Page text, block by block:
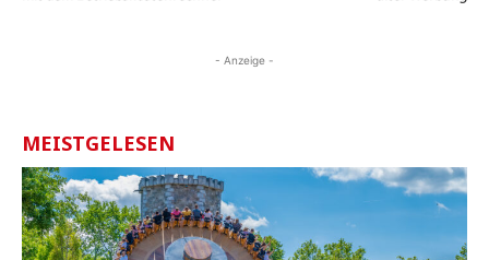
- Anzeige -
MEISTGELESEN